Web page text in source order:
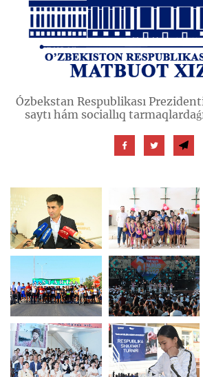
Ózbekstan Respublikası
saytı hám sociallıq